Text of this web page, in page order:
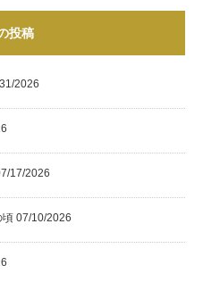
投稿
2026
17/2026
頃 07/10/2026